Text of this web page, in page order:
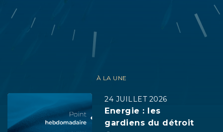
En poursuivant votre navigation sur notre site
internet, vous acceptez que des cookies soient
placés sur votre terminal. Ces cookies sont
utilisés pour faciliter votre navigation et
permettre l'élaboration de statistiques.
À LA UNE
24 JUILLET 2026
Energie : les
gardiens du détroit